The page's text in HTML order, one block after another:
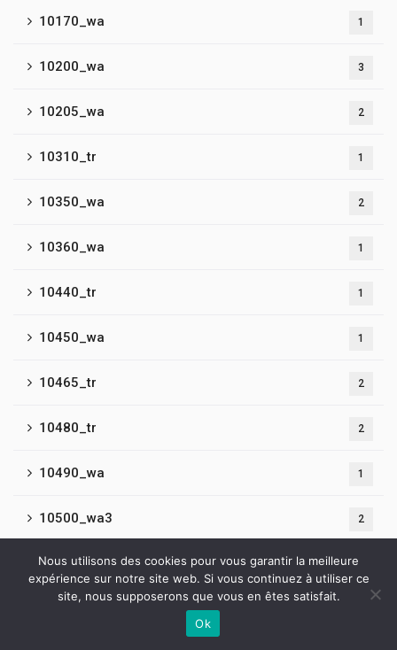
10170_wa 1
10200_wa 3
10205_wa 2
10310_tr 1
10350_wa 2
10360_wa 1
10440_tr 1
10450_wa 1
10465_tr 2
10480_tr 2
10490_wa 1
10500_wa3 2
10500_wa4
10510_tr
Nous utilisons des cookies pour vous garantir la meilleure
expérience sur notre site web. Si vous continuez à utiliser ce
site, nous supposerons que vous en êtes satisfait.
Ok